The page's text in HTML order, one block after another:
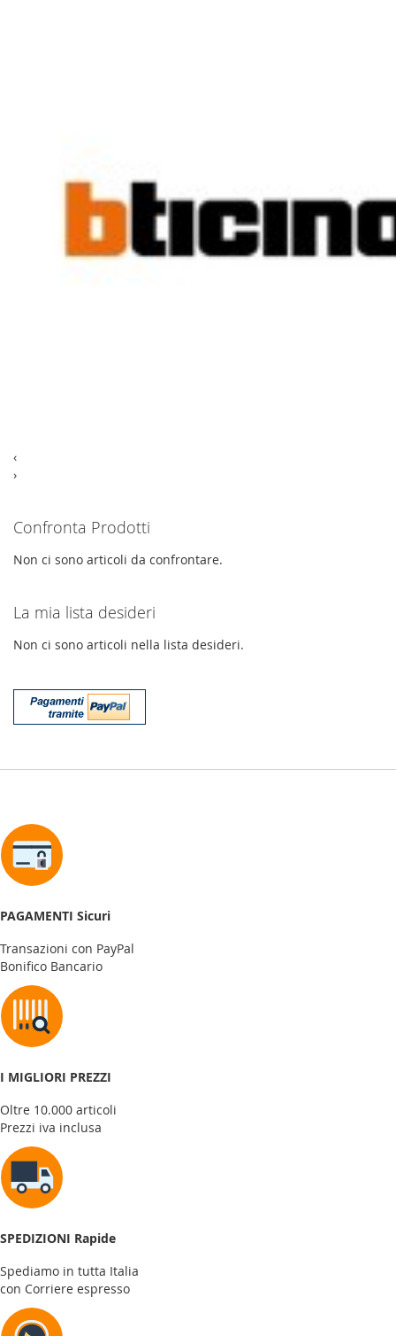
‹
›
Confronta Prodotti
Non ci sono articoli da confrontare.
La mia lista desideri
Non ci sono articoli nella lista desideri.
PAGAMENTI Sicuri
Transazioni con PayPal
Bonifico Bancario
I MIGLIORI PREZZI
Oltre 10.000 articoli
Prezzi iva inclusa
SPEDIZIONI Rapide
Spediamo in tutta Italia
con Corriere espresso